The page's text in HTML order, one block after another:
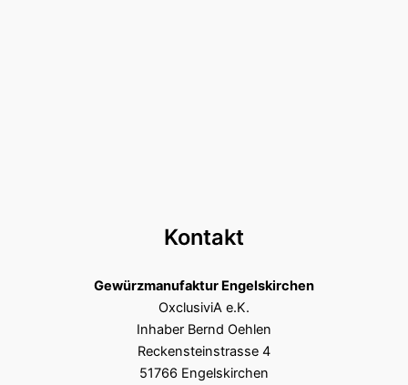
Kontakt
Gewürzmanufaktur Engelskirchen
OxclusiviA e.K.
Inhaber Bernd Oehlen
Reckensteinstrasse 4
51766 Engelskirchen